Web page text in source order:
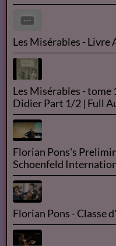
Les Misérables - Livre
Les Misérables - tome
Didier Part 1/2 | Full
Florian Pons's
Schoenfeld
Florian Pons - Classe